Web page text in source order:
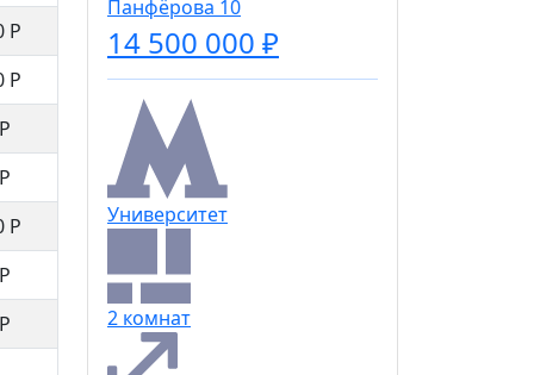
Р
Р
Р
Панфёрова 10
14 500 000 ₽
Университет
2 комнат